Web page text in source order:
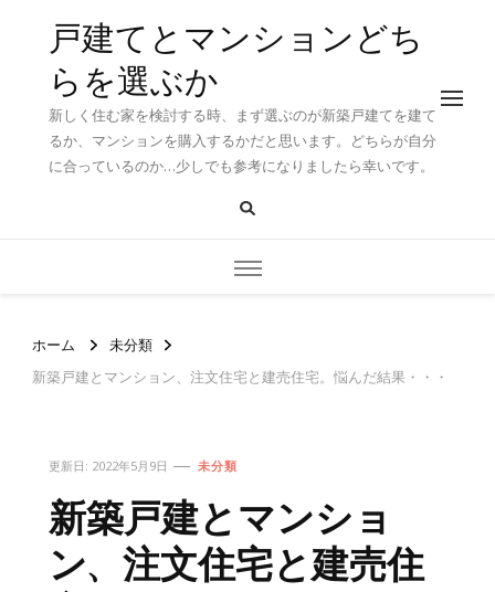
戸建てとマンションどち
らを選ぶか
新しく住む家を検討する時、まず選ぶのが新築戸建てを建て
るか、マンションを購入するかだと思います。どちらが自分
に合っているのか…少しでも参考になりましたら幸いです。
ホーム
未分類
新築戸建とマンション、注文住宅と建売住宅。悩んだ結果・・・
更新日: 2022年5月9日 未分類
新築戸建とマンショ
ン、注文住宅と建売住